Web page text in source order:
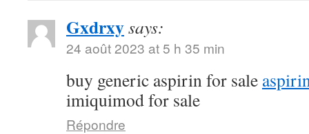
Gxdrxysays:
24 août 2023 at 5 h 35 min
buy generic aspirin for sale
imiquimod for sale
Répondre